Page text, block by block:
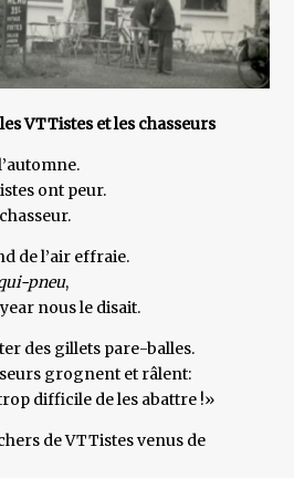
VTTistes et les chasseurs
ont peur.
de l’air effraie.
pneu,
nous le disait.
des gillets pare-balles.
grognent et râlent:
difficile de les abattre !»
de VTTistes venus de